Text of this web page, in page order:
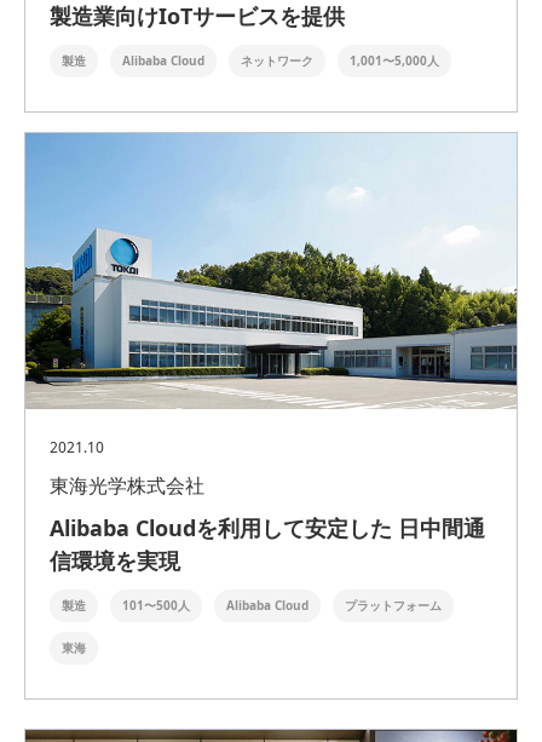
製造業向けIoTサービスを提供
製造 Alibaba Cloud ネットワーク 1,001〜5,000人
2021.10
東海光学株式会社
Alibaba Cloudを利用して安定した 日中間通
信環境を実現
製造 101〜500人 Alibaba Cloud プラットフォーム
東海